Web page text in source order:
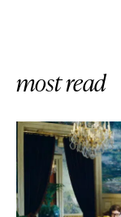
most read